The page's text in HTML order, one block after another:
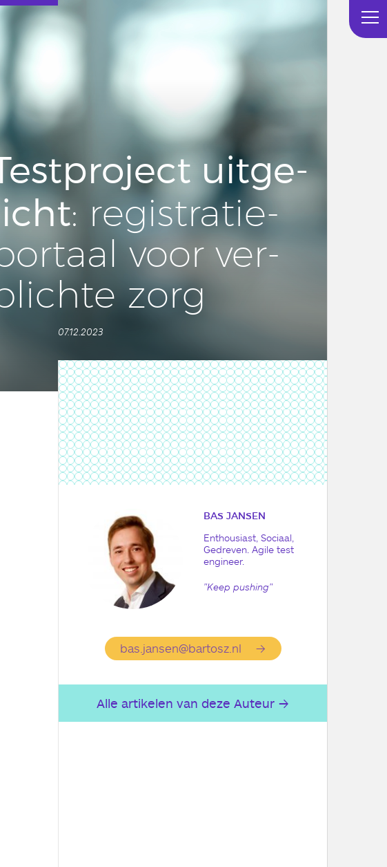
uit­ge­
: re­gi­stra­tie­
voor ver­
zorg
07.12.2023
BAS JANSEN
Enthousiast, Sociaal,
Gedreven. Agile test
engineer.
"Keep pushing"
bas.jansen@bartosz.nl
Alle artikelen van deze Auteur